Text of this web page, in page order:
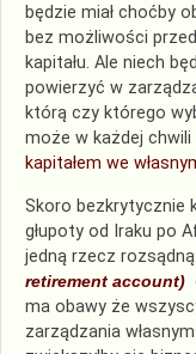
będzie miał choćby
bez możliwości
kapitału. Ale niech
powierzyć w
którą czy którego
może w każdej
kapitałem we
Skoro bezkrytycznie
głupoty od Iraku po
jedną rzecz
retirement account)
ma obawy że
zarządzania